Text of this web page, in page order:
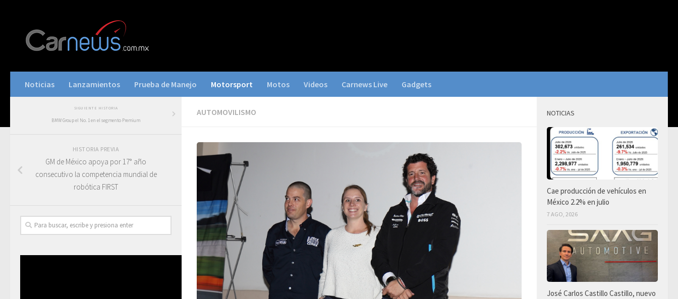
Noticias Lanzamientos Prueba de Manejo Motorsport Motos Videos Carnews Live Gadgets
AUTOMOVILISMO
SIGUIENTE HISTORIA
BMW Group el No. 1 en el segmento Premium
HISTORIA PREVIA
GM de México apoya por 17° año
consecutivo la competencia mundial de
robótica FIRST
NOTICIAS
Cae producción de vehículos en
México 2.2% en julio
7 AGO, 2026
José Carlos Castillo Castillo, nuevo